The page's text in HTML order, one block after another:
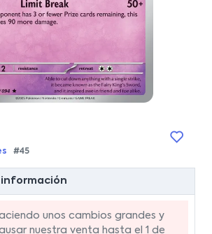
#45
unos cambios grandes y
nuestra venta hasta el 1 de